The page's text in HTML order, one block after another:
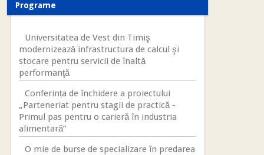
Programe
Universitatea de Vest din Timiş
modernizează infrastructura de calcul şi
stocare pentru servicii de înaltă
performanţă
Conferința de închidere a proiectului
„Parteneriat pentru stagii de practică -
Primul pas pentru o carieră în industria
alimentară”
O mie de burse de specializare în predarea